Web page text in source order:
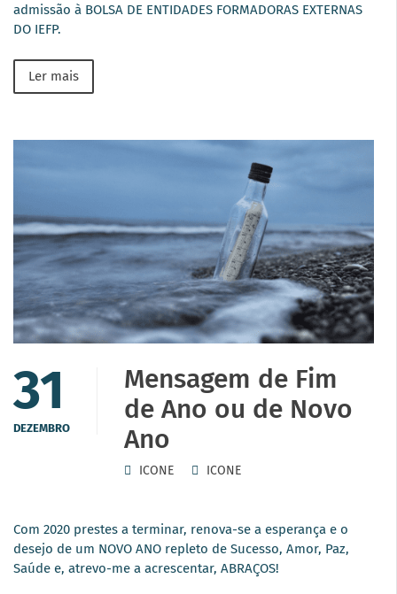
admissão à BOLSA DE ENTIDADES FORMADORAS EXTERNAS
DO IEFP.
Ler mais
31
DEZEMBRO
Mensagem de Fim
de Ano ou de Novo
Ano
ICONE ICONE
Com 2020 prestes a terminar, renova-se a esperança e o
desejo de um NOVO ANO repleto de Sucesso, Amor, Paz,
Saúde e, atrevo-me a acrescentar, ABRAÇOS!